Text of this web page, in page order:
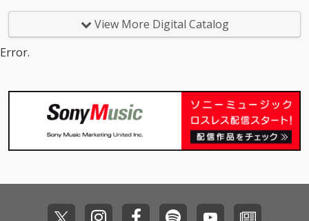
え、ルーツとなるバン
の物語を追体験できる
音楽版「みらいのう
た」となっている。
え、ルーツとなるバン
の物語を追体験できる
音楽版「みらいのう
た」となっている。
ザスター”、“スパー
ク”、“BiSH-星が瞬く夜
様、同企画の候補生の
ために急遽レコーディ
ロデュースは元Shiggy
Jr.原田茂幸が担当。
View More Digital Catalog
Error.